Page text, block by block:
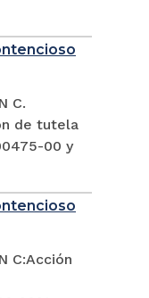
C.
de tutela
00 y
C:Acción